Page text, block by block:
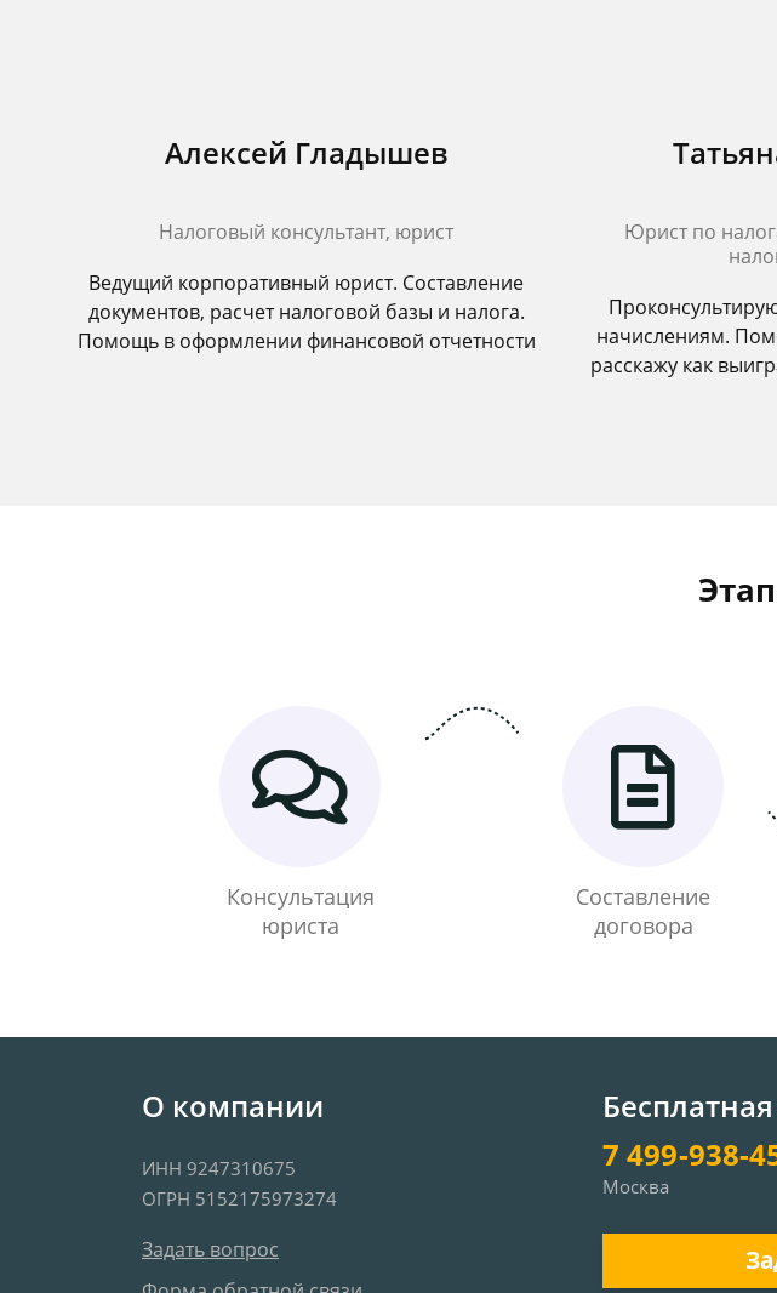
Алексей Гладышев
Налоговый консультант, юрист
Ведущий корпоративный юрист. Составление
документов, расчет налоговой базы и налога.
Помощь в оформлении финансовой отчетности
Юрист по
начислениям.
расскажу как
Консультация
юриста
Составление
договора
О компании
ИНН 9247310675
ОГРН 5152175973274
Задать вопрос
7 499-938-
Москва